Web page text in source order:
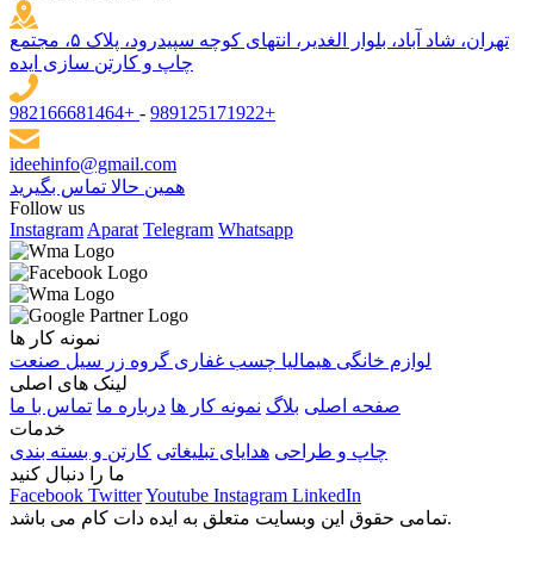
تهران، شاد آباد، بلوار الغدیر، انتهای کوچه سپیدرود، پلاک ۵، مجتمع
چاپ و کارتن سازی ایده
982166681464+ - 989125171922+
ideehinfo@gmail.com
همین حالا تماس بگیرید
Follow us
Instagram Aparat Telegram Whatsapp
نمونه کار ها
لوازم خانگی هیمالیا چسب غفاری گروه زر سیل صنعت
لینک های اصلی
صفحه اصلی بلاگ نمونه کار ها درباره ما تماس با ما
خدمات
چاپ و طراحی هدایای تبلیغاتی کارتن و بسته بندی
ما را دنبال کنید
Facebook TwitterYoutube Instagram LinkedIn
تمامی حقوق این وبسایت متعلق به ایده دات کام می باشد.